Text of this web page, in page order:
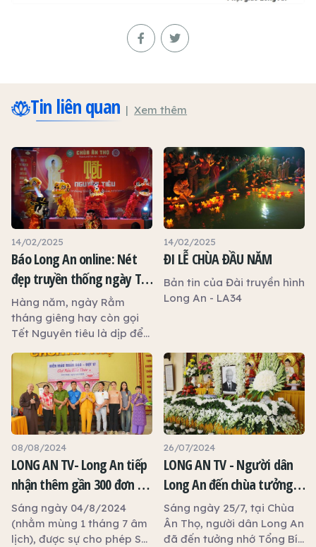
Tin liên quan Xem thêm
14/02/2025
Báo Long An online: Nét
đẹp truyền thống ngày Tết
Nguyên tiêu
Hàng năm, ngày Rằm
tháng giêng hay còn gọi
Tết Nguyên tiêu là dịp để
ông bà, tổ tiên và cầu
mong một năm bình an,
hạnh phúc. Vào ngày này,
nhiều gia đình thường
chuẩn bị mâm cúng gia
tiên, đi lễ chùa hay tham
gia những hoạt động thắp
đèn, thả đèn hoa đăng để
cầu tài lộc, may mắn.
14/02/2025
ĐI LỄ CHÙA ĐẦU NĂM
Bản tin của Đài truyền hình
Long An - LA34
08/08/2024
LONG AN TV- Long An tiếp
nhận thêm gần 300 đơn vị
máu từ hoạt động Hiến
máu nhân đạo
Sáng ngày 04/8/2024
(nhằm mùng 1 tháng 7 âm
lịch), được sự cho phép Sở
26/07/2024
LONG AN TV - Người dân
Long An đến chùa tưởng
nhớ Tổng Bí thư Nguyễn
Phú Trọng
Sáng ngày 25/7, tại Chùa
Ân Thọ, người dân Long An
đã đến tưởng nhớ Tổng Bí